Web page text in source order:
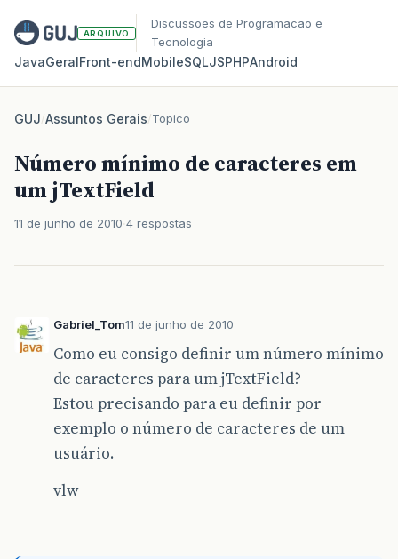
ARQUIVO
Discussoes de Programacao e
Tecnologia
JavaGeralFront‑endMobileSQLJSPHPAndroid
GUJ/Assuntos Gerais/Topico
Número mínimo de caracteres em
um jTextField
11 de junho de 2010 4 respostas
Gabriel_Tom11 de junho de 2010
Como eu consigo definir um número mínimo
de caracteres para um jTextField?
Estou precisando para eu definir por
exemplo o número de caracteres de um
usuário.
vlw